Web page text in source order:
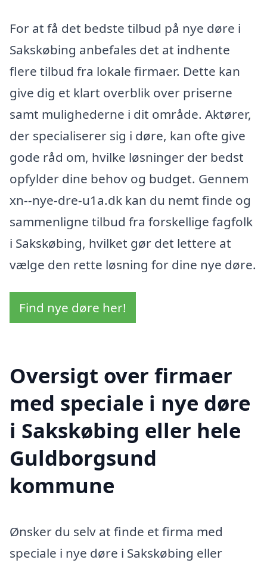
For at få det bedste tilbud på nye døre i
Sakskøbing anbefales det at indhente
flere tilbud fra lokale firmaer. Dette kan
give dig et klart overblik over priserne
samt mulighederne i dit område. Aktører,
der specialiserer sig i døre, kan ofte give
gode råd om, hvilke løsninger der bedst
opfylder dine behov og budget. Gennem
xn--nye-dre-u1a.dk kan du nemt finde og
sammenligne tilbud fra forskellige fagfolk
i Sakskøbing, hvilket gør det lettere at
vælge den rette løsning for dine nye døre.
Find nye døre her!
Oversigt over firmaer
med speciale i nye døre
i Sakskøbing eller hele
Guldborgsund
kommune
Ønsker du selv at finde et firma med
speciale i nye døre i Sakskøbing eller